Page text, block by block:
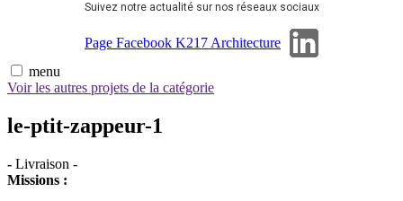
Suivez notre actualité sur nos réseaux sociaux
Page Facebook K217 Architecture
menu
Voir les autres projets de la catégorie
le-ptit-zappeur-1
- Livraison -
Missions :